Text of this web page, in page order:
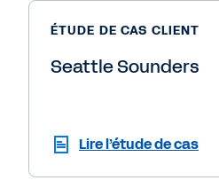
ÉTUDE DE CAS CLIENT
Seattle Sounders
Lire l’étude de cas